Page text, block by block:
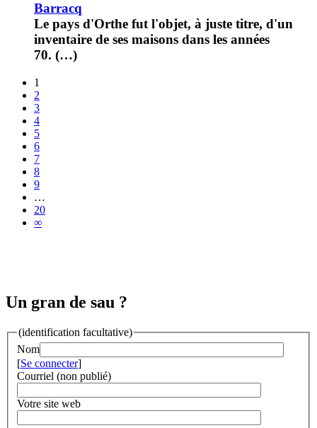
Barracq
Le pays d'Orthe fut l'objet, à juste titre, d'un
inventaire de ses maisons dans les années
70. (…)
1
2
3
4
5
6
7
8
9
…
20
∞
Un gran de sau ?
(identification facultative)
Nom
[Se connecter]
Courriel (non publié)
Votre site web